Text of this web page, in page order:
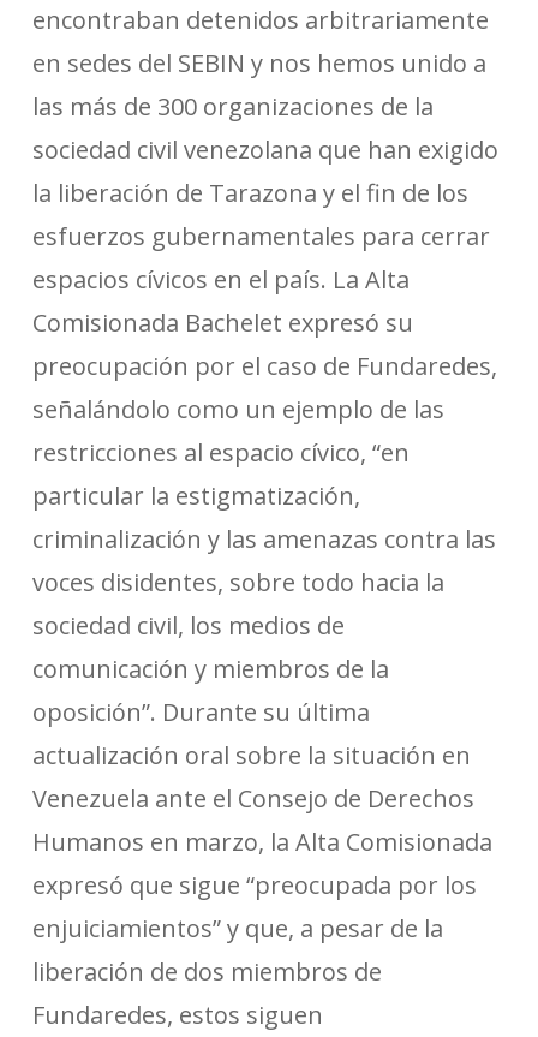
encontraban detenidos arbitrariamente
en sedes del SEBIN y nos hemos unido a
las más de 300 organizaciones de la
sociedad civil venezolana que han exigido
la liberación de Tarazona y el fin de los
esfuerzos gubernamentales para cerrar
espacios cívicos en el país. La Alta
Comisionada Bachelet expresó su
preocupación por el caso de Fundaredes,
señalándolo como un ejemplo de las
restricciones al espacio cívico, “en
particular la estigmatización,
criminalización y las amenazas contra las
voces disidentes, sobre todo hacia la
sociedad civil, los medios de
comunicación y miembros de la
oposición”. Durante su última
actualización oral sobre la situación en
Venezuela ante el Consejo de Derechos
Humanos en marzo, la Alta Comisionada
expresó que sigue “preocupada por los
enjuiciamientos” y que, a pesar de la
liberación de dos miembros de
Fundaredes, estos siguen